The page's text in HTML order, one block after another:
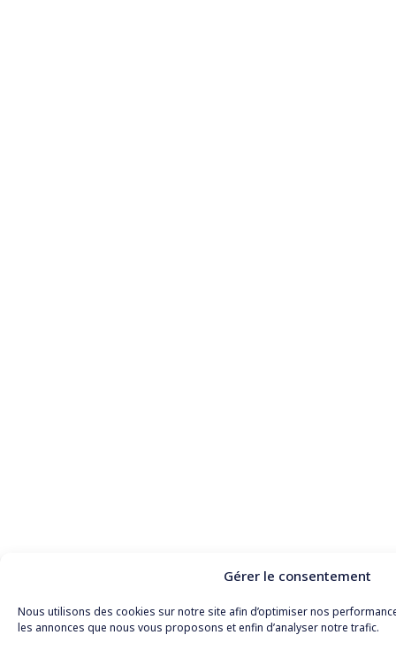
Gérer le consentement
Nous utilisons des cookies sur notre site afin d’optimiser nos
les annonces que nous vous proposons et enfin d’analyser notre trafic.